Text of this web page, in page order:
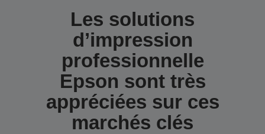
Les solutions
d’impression
professionnelle
Epson sont très
appréciées sur ces
marchés clés